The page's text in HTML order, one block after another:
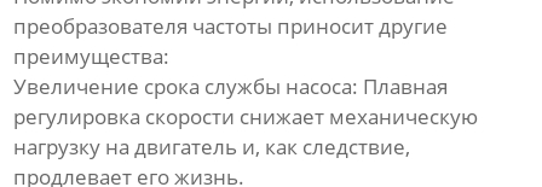
преобразователя частоты приносит другие
преимущества:
Увеличение срока службы насоса: Плавная
регулировка скорости снижает механическую
нагрузку на двигатель и, как следствие,
продлевает его жизнь.